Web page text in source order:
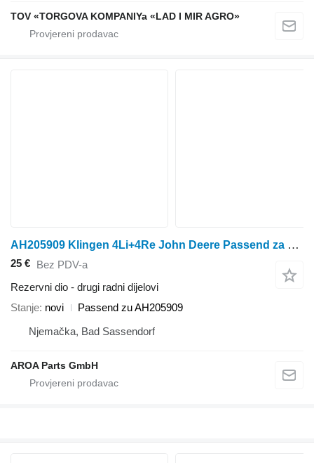
TOV «TORGOVA KOMPANIYa «LAD I MIR AGRO»
AH205909 Klingen 4Li+4Re John Deere Passend za John Deere 9500 9510 9510SH 9550 9550SH 9560 9560SH 9560STS 9560iSTS 9600 9 kombajna za žito
25 € Bez PDV-a
Rezervni dio - drugi radni dijelovi
Stanje novi
Passend zu AH205909
Njemačka, Bad Sassendorf
AROA Parts GmbH